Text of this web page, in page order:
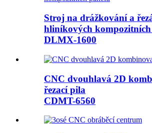
Stroj na drážkování a
hliníkových kompozitních
DLMX-1600
CNC dvouhlavá 2D
řezací pila
CDMT-6560